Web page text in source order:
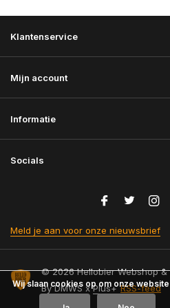
Klantenservice
Mijn account
Informatie
Socials
Meld je aan voor onze nieuwsbrief
© 2026 Hellobier Webshop
ByDMWSxPlus+ RSS-feed
Wij slaan cookies op om onze